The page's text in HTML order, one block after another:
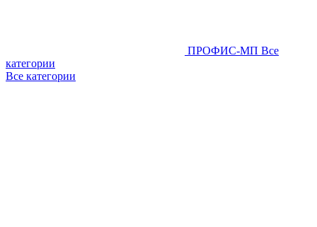
ПРОФИС-МП Все
категории
Все категории